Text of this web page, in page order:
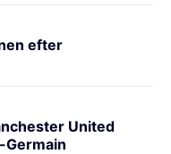
efter
United
Germain